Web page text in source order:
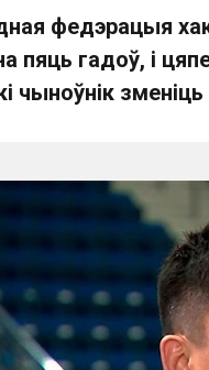
федэрацыя
пяць гадоў, і
чыноўнік